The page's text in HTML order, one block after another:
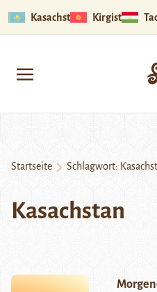
Kasachstan Kirgistan
Startseite Schlagwort:
Kasachstan